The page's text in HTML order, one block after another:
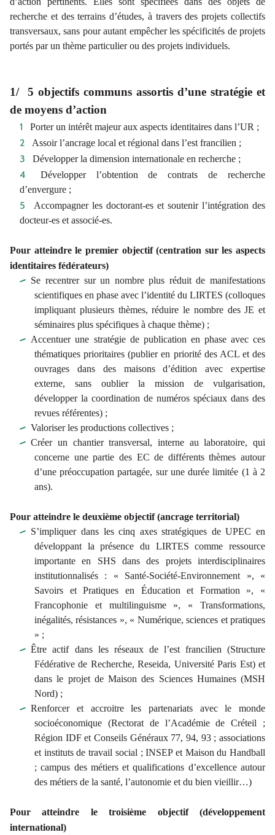
recherche et des terrains d’études, à travers des projets collectifs
transversaux, sans pour autant empêcher les spécificités de projets
portés par un thème particulier ou des projets individuels.
1/ 5 objectifs communs assortis d’une stratégie et
de moyens d’action
Porter un intérêt majeur aux aspects identitaires dans l’UR ;
Assoir l’ancrage local et régional dans l’est francilien ;
Développer la dimension internationale en recherche ;
Développer l’obtention de contrats de recherche
d’envergure ;
Accompagner les doctorant-es et soutenir l’intégration des
docteur-es et associé-es.
Pour atteindre le premier objectif (centration sur les aspects
identitaires fédérateurs)
Se recentrer sur un nombre plus réduit de manifestations
scientifiques en phase avec l’identité du LIRTES (colloques
impliquant plusieurs thèmes, réduire le nombre des JE et
séminaires plus spécifiques à chaque thème) ;
Accentuer une stratégie de publication en phase avec ces
thématiques prioritaires (publier en priorité des ACL et des
ouvrages dans des maisons d’édition avec expertise
externe, sans oublier la mission de vulgarisation,
développer la coordination de numéros spéciaux dans des
revues référentes) ;
Valoriser les productions collectives ;
Créer un chantier transversal, interne au laboratoire, qui
concerne une partie des EC de différents thèmes autour
d’une préoccupation partagée, sur une durée limitée (1 à 2
ans).
Pour atteindre le deuxième objectif (ancrage territorial)
S’impliquer dans les cinq axes stratégiques de UPEC en
développant la présence du LIRTES comme ressource
importante en SHS dans des projets interdisciplinaires
institutionnalisés : « Santé-Société-Environnement », «
Savoirs et Pratiques en Éducation et Formation », «
Francophonie et multilinguisme », « Transformations,
inégalités, résistances », « Numérique, sciences et pratiques
» ;
Être actif dans les réseaux de l’est francilien (Structure
Fédérative de Recherche, Reseida, Université Paris Est) et
dans le projet de Maison des Sciences Humaines (MSH
Nord) ;
Renforcer et accroitre les partenariats avec le monde
socioéconomique (Rectorat de l’Académie de Créteil ;
Région IDF et Conseils Généraux 77, 94, 93 ; associations
et instituts de travail social ; INSEP et Maison du Handball
; campus des métiers et qualifications d’excellence autour
des métiers de la santé, l’autonomie et du bien vieillir…)
Pour atteindre le troisième objectif (développement
international)